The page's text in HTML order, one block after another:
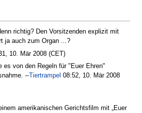
richtig? Den Vorsitzenden explizit mit
ja auch zum Organ ...?
10. Mär 2008 (CET)
von den Regeln für "Euer Ehren"
--Tiertrampel 08:52, 10. Mär 2008
amerikanischen Gerichtsfilm mit „Euer